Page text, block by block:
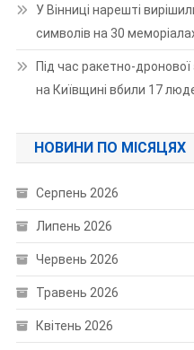
У Вінниці нарешті
символів на 30
Під час ракетно-
на Київщині вбили 17
НОВИНИ ПО МІСЯЦЯХ
Серпень 2026
Липень 2026
Червень 2026
Травень 2026
Квітень 2026